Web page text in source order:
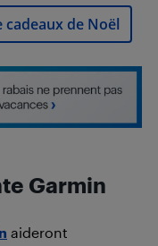
de Noël
Garmin
aideront